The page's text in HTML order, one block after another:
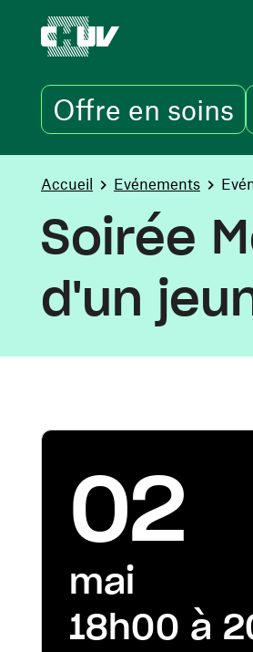
Offre en soins
You are here:
Accueil Evénements
Soirée
d'un
02
mai
18h00 à